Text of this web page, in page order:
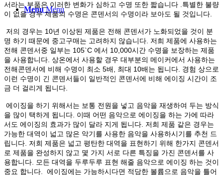
Menu Menu
서라는 부품은 이러한 변화가 심하고 수명 또한 짧습니다 .특별한 불량
이 없을 경우 제품의 수명은 콘덴서의 수명이라 보아도 될 것입니다.
저의 경우는 10년 이상된 제품은 전해 콘덴서가 노화되었을 것이 분
명 하기 때문에 중고구매는 고려하지 않습니다. 저희 제품에 사용하는
전해 콘덴서중 일부는 105`C 에서 10,000시간 수명을 보장하는 제품
을 사용합니다. 상온에서 사용할 경우 대부분의 메이커에서 사용하는
전해콘덴서에 비해 수명이 최소 5배, 최대 10배는 됩니다. 경험 상으로
이런 수명이 긴 콘덴서들이 일반적인 콘덴서에 비해 에이징 시간이 조
금 더 걸리게 됩니다.
에이징을 하기 위해서는 보통 전원을 넣고 음악을 재생하여 두는 방식
을 많이 택하게 됩니다. 이때 어떤 음악으로 에이징을 하는 가에 따라
서도 에이징의 효과가 많이 달라 지게 됩니다. 저희 제품 같은 경우는
가능한 대역이 넓고 많은 악기를 사용한 음악을 사용하시기를 추천 드
립니다. 저희 제품은 넓고 평탄한 대역을 표현하기 위해 한가지 콘덴서
로 제품을 완성하지 않고 몇 가지 서로 다른 특징을 가진 콘덴서를 사
용합니다. 모든 대역을 두루두루 표현 해줄 음악으로 에이징 하는 것이
중요 합니다. 에이징에는 가능하시다면 적당한 볼륨으로 음악을 틀어